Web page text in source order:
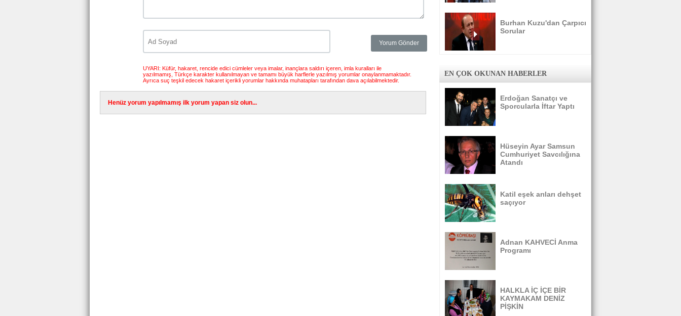
UYARI: Küfür, hakaret, rencide edici cümleler veya imalar, inançlara saldırı içeren, imla kuralları ile
yazılmamış, Türkçe karakter kullanılmayan ve tamamı büyük harflerle yazılmış yorumlar onaylanmamaktadır.
Ayrıca suç teşkil edecek hakaret içerikli yorumlar hakkında muhatapları tarafından dava açılabilmektedir.
Henüz yorum yapılmamış ilk yorum yapan siz olun...
Burhan Kuzu'dan Çarpıcı
Sorular
EN ÇOK OKUNAN HABERLER
Erdoğan Sanatçı ve
Sporcularla İftar Yaptı
Hüseyin Ayar Samsun
Cumhuriyet Savcılığına
Atandı
Katil eşek arıları dehşet
saçıyor
Adnan KAHVECİ Anma
Programı
HALKLA İÇ İÇE BİR
KAYMAKAM DENİZ
PİŞKİN